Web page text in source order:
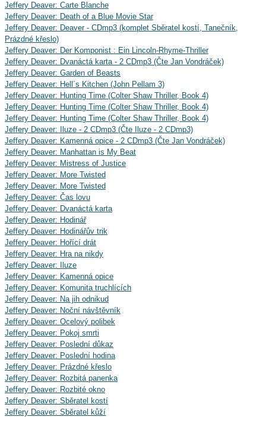
Jeffery Deaver: Carte Blanche
Jeffery Deaver: Death of a Blue Movie Star
Jeffery Deaver: Deaver - CDmp3 (komplet Sběratel kostí, Tanečník,
Prázdné křeslo)
Jeffery Deaver: Der Komponist : Ein Lincoln-Rhyme-Thriller
Jeffery Deaver: Dvanáctá karta - 2 CDmp3 (Čte Jan Vondráček)
Jeffery Deaver: Garden of Beasts
Jeffery Deaver: Hell´s Kitchen (John Pellam 3)
Jeffery Deaver: Hunting Time (Colter Shaw Thriller, Book 4)
Jeffery Deaver: Hunting Time (Colter Shaw Thriller, Book 4)
Jeffery Deaver: Hunting Time (Colter Shaw Thriller, Book 4)
Jeffery Deaver: Iluze - 2 CDmp3 (Čte Iluze - 2 CDmp3)
Jeffery Deaver: Kamenná opice - 2 CDmp3 (Čte Jan Vondráček)
Jeffery Deaver: Manhattan is My Beat
Jeffery Deaver: Mistress of Justice
Jeffery Deaver: More Twisted
Jeffery Deaver: More Twisted
Jeffery Deaver: Čas lovu
Jeffery Deaver: Dvanáctá karta
Jeffery Deaver: Hodinář
Jeffery Deaver: Hodinářův trik
Jeffery Deaver: Hořící drát
Jeffery Deaver: Hra na nikdy
Jeffery Deaver: Iluze
Jeffery Deaver: Kamenná opice
Jeffery Deaver: Komunita truchlících
Jeffery Deaver: Na jih odnikud
Jeffery Deaver: Noční návštěvník
Jeffery Deaver: Ocelový polibek
Jeffery Deaver: Pokoj smrti
Jeffery Deaver: Poslední důkaz
Jeffery Deaver: Poslední hodina
Jeffery Deaver: Prázdné křeslo
Jeffery Deaver: Rozbitá panenka
Jeffery Deaver: Rozbité okno
Jeffery Deaver: Sběratel kostí
Jeffery Deaver: Sběratel kůží